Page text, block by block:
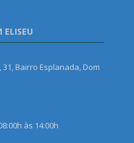
Bairro Esplanada, Dom
às 14:00h